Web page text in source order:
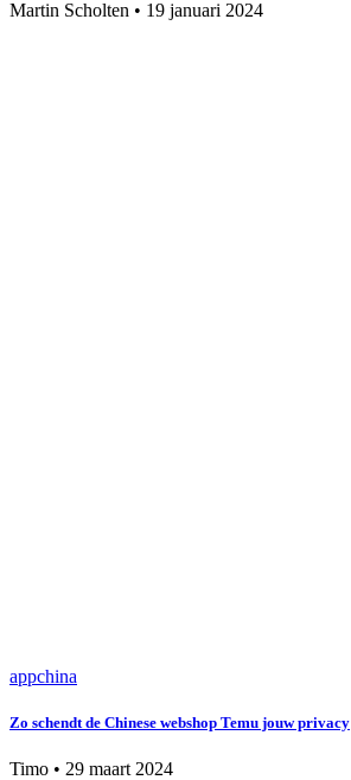
Martin Scholten • 19 januari 2024
appchina
Zo schendt de Chinese webshop Temu jouw privacy
Timo • 29 maart 2024